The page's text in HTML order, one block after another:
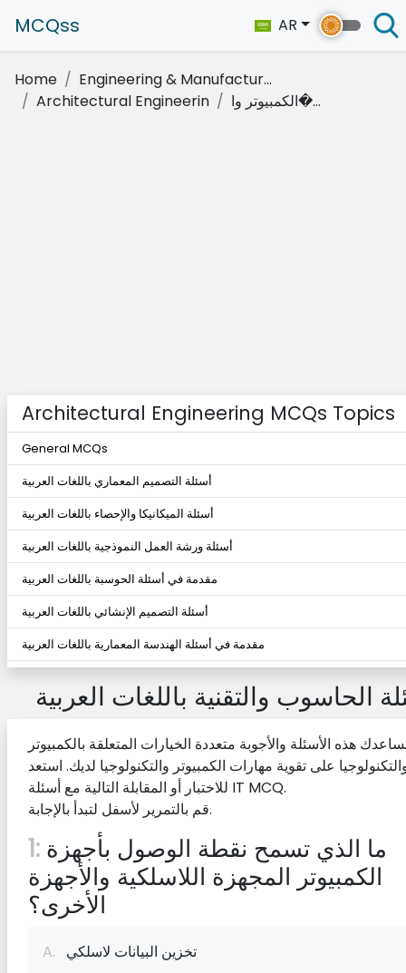
MCQss AR
Home
Engineering & Manufactur...
Architectural Engineerin
الكمبيوتر وا�...
Architectural Engineering MCQs Topics
General MCQs
أسئلة التصميم المعماري باللغات العربية
أسئلة الميكانيكا والإحصاء باللغات العربية
أسئلة ورشة العمل النموذجية باللغات العربية
مقدمة في أسئلة الحوسبة باللغات العربية
أسئلة التصميم الإنشائي باللغات العربية
مقدمة في أسئلة الهندسة المعمارية باللغات العربية
أسئلة الأنظمة الكهربائية للمباني باللغات العربية
أسئلة الإضاءة والإضاءة باللغات العربية
أسئلة الإضاءة والصوتيات باللغات العربية
رسم أسئلة الاتصال باللغات العربية
أسئلة الرسم المعماري والهندسي باللغات العربية
أسئلة نظم التحكم البيئي باللغات العربية
أسئلة الفن والتصميم باللغات العربية
الحاسوب والتقنية باللغات العربية
هذه الأسئلة والأجوبة متعددة الخيارات المتعلقة بالكمبيوتر
على تقوية مهارات الكمبيوتر والتكنولوجيا لديك. استعد
للاختبار أو المقابلة التالية مع أسئلة IT MCQ.
قم بالتمرير لأسفل لتبدأ بالإجابة.
1:
الكمبيوتر المجهزة اللاسلكية والأجهزة
الأخرى؟
A. تخزين البيانات لاسلكي